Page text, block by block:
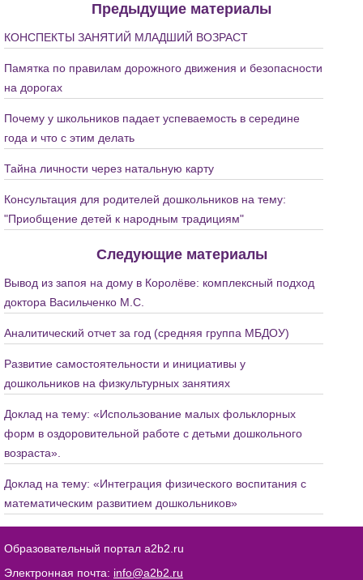
Предыдущие материалы
КОНСПЕКТЫ ЗАНЯТИЙ МЛАДШИЙ ВОЗРАСТ
Памятка по правилам дорожного движения и безопасности
на дорогах
Почему у школьников падает успеваемость в середине
года и что с этим делать
Тайна личности через натальную карту
Консультация для родителей дошкольников на тему:
"Приобщение детей к народным традициям"
Следующие материалы
Вывод из запоя на дому в Королёве: комплексный подход
доктора Васильченко М.С.
Аналитический отчет за год (средняя группа МБДОУ)
Развитие самостоятельности и инициативы у
дошкольников на физкультурных занятиях
Доклад на тему: «Использование малых фольклорных
форм в оздоровительной работе с детьми дошкольного
возраста».
Доклад на тему: «Интеграция физического воспитания с
математическим развитием дошкольников»
Образовательный портал a2b2.ru
Электронная почта: info@a2b2.ru